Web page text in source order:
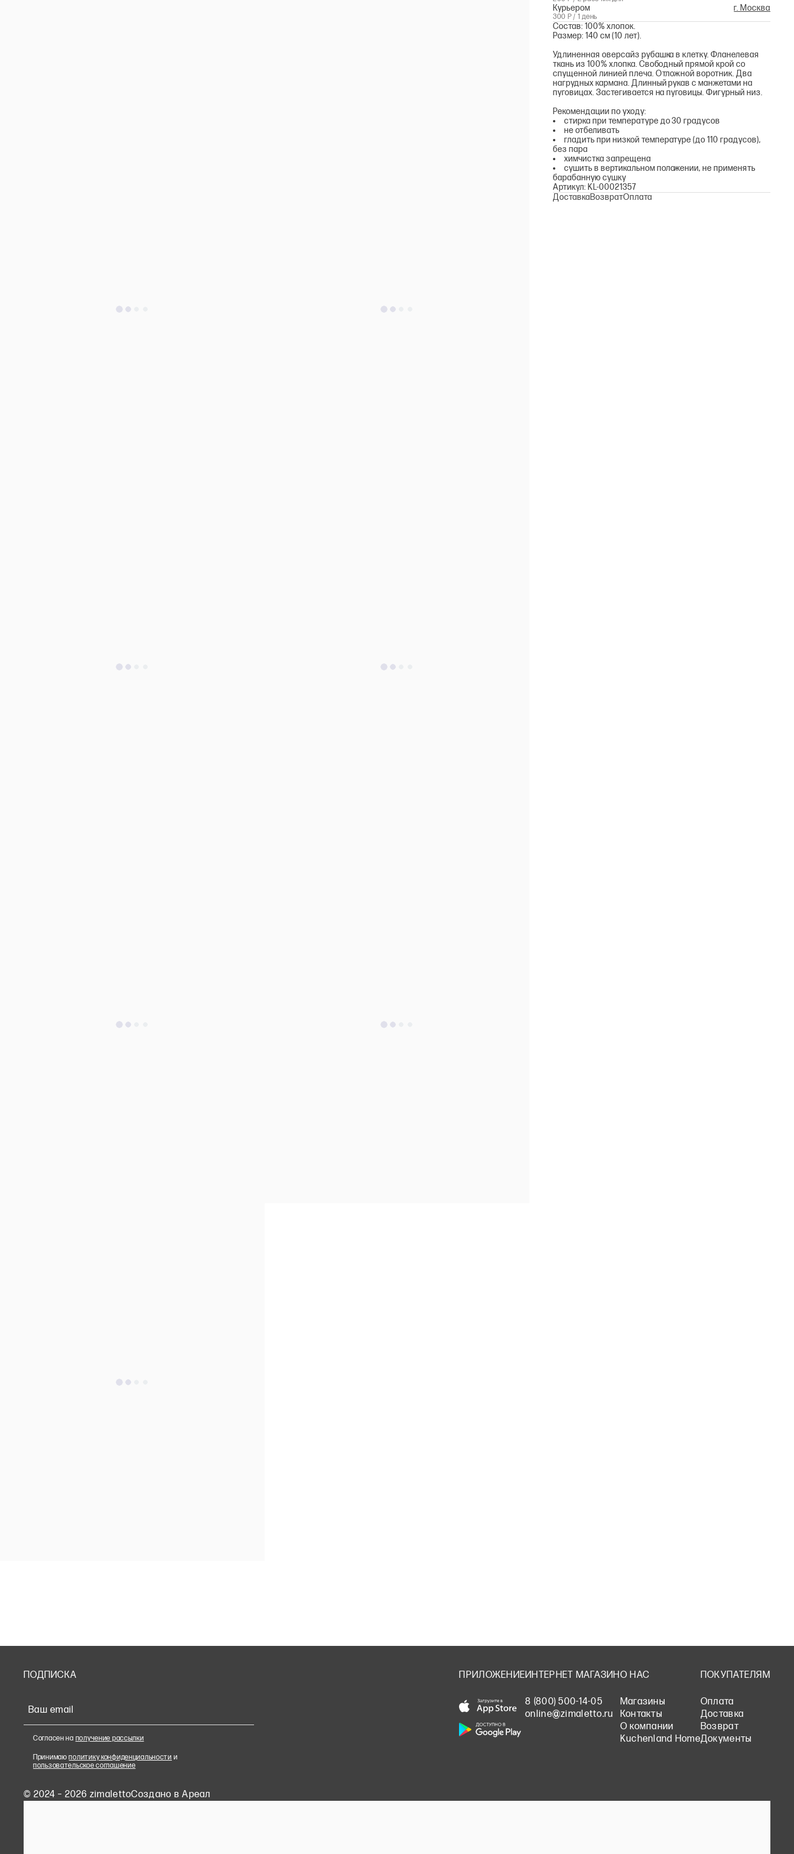
Курьером г. Москва
300 Р / 1 день
Состав: 100% хлопок.
Размер: 140 см (10 лет).
Удлиненная оверсайз рубашка в клетку. Фланелевая
ткань из 100% хлопка. Свободный прямой крой со
спущенной линией плеча. Отложной воротник. Два
нагрудных кармана. Длинный рукав с манжетами на
пуговицах. Застегивается на пуговицы. Фигурный низ.
Рекомендации по уходу:
стирка при температуре до 30 градусов
не отбеливать
гладить при низкой температуре (до 110 градусов),
без пара
химчистка запрещена
сушить в вертикальном положении, не применять
барабанную сушку
Артикул: KL-00021357
ДоставкаВозвратОплата
ПОДПИСКА
Ваш email
Согласен на получение рассылки
Принимаюполитику конфиденциальности и
пользовательское соглашение
© 2024 – 2026 zimalettoCоздано в Ареал
ПРИЛОЖЕНИЕИНТЕРНЕТ МАГАЗИН
8 (800) 500-14-05
online@zimaletto.ru
О НАС
Магазины
Контакты
О компании
Kuchenland Home
ПОКУПАТЕЛЯМ
Оплата
Доставка
Возврат
Документы